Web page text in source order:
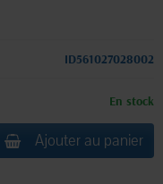
ID561027028002
En stock
Ajouter au panier